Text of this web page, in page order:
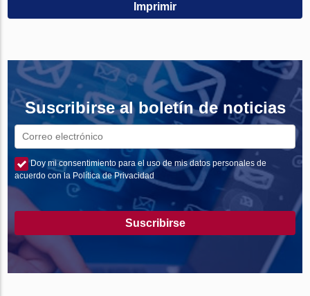
Imprimir
Suscribirse al boletín de noticias
Doy mi consentimiento para el uso de mis datos personales de
acuerdo con la Política de Privacidad
Suscribirse